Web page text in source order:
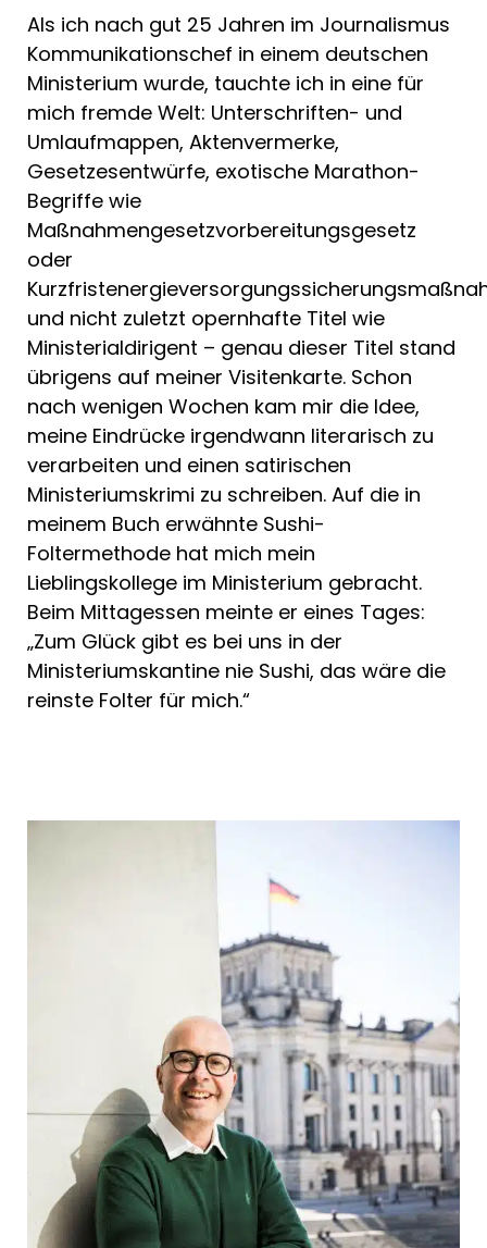
Als ich nach gut 25 Jahren im Journalismus
Kommunikationschef in einem deutschen
Ministerium wurde, tauchte ich in eine für
mich fremde Welt: Unterschriften- und
Umlaufmappen, Aktenvermerke,
Gesetzesentwürfe, exotische Marathon-
Begriffe wie
Maßnahmengesetzvorbereitungsgesetz
oder
und nicht zuletzt opernhafte Titel wie
Ministerialdirigent – genau dieser Titel stand
übrigens auf meiner Visitenkarte. Schon
nach wenigen Wochen kam mir die Idee,
meine Eindrücke irgendwann literarisch zu
verarbeiten und einen satirischen
Ministeriumskrimi zu schreiben. Auf die in
meinem Buch erwähnte Sushi-
Foltermethode hat mich mein
Lieblingskollege im Ministerium gebracht.
Beim Mittagessen meinte er eines Tages:
„Zum Glück gibt es bei uns in der
Ministeriumskantine nie Sushi, das wäre die
reinste Folter für mich.“